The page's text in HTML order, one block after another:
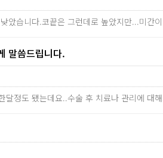
았습니다.코끝은 그런데로 높았지만...미
말씀드립니다.
달정도 됐는데요..수술 후 치료나 관리에